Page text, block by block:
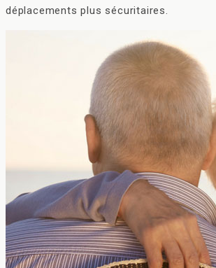
déplacements plus sécuritaires.